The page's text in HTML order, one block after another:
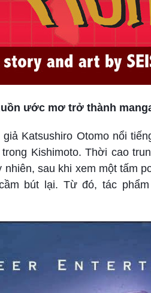
ước mơ trở thành
Katsushiro Otomo nổi
Kishimoto. Thời cao
nhiên, sau khi xem một tấm
bút lại. Từ đó, tác